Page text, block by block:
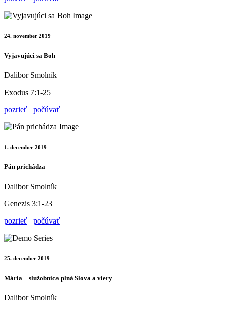
24. november 2019
Vyjavujúci sa Boh
Dalibor Smolník
Exodus 7:1-25
pozrieť
počúvať
1. december 2019
Pán prichádza
Dalibor Smolník
Genezis 3:1-23
pozrieť
počúvať
25. december 2019
Mária – služobnica plná Slova a viery
Dalibor Smolník